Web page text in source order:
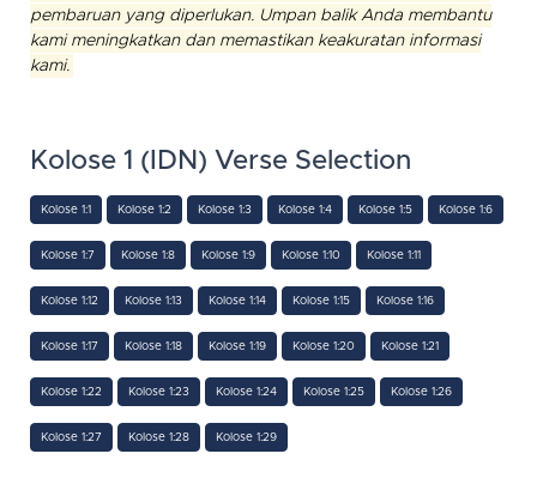
pembaruan yang diperlukan. Umpan balik Anda membantu
kami meningkatkan dan memastikan keakuratan informasi
kami.
Kolose 1 (IDN) Verse Selection
Kolose 1:1 Kolose 1:2 Kolose 1:3 Kolose 1:4 Kolose 1:5 Kolose 1:6
Kolose 1:7 Kolose 1:8 Kolose 1:9 Kolose 1:10 Kolose 1:11
Kolose 1:12 Kolose 1:13 Kolose 1:14 Kolose 1:15 Kolose 1:16
Kolose 1:17 Kolose 1:18 Kolose 1:19 Kolose 1:20 Kolose 1:21
Kolose 1:22 Kolose 1:23 Kolose 1:24 Kolose 1:25 Kolose 1:26
Kolose 1:27 Kolose 1:28 Kolose 1:29